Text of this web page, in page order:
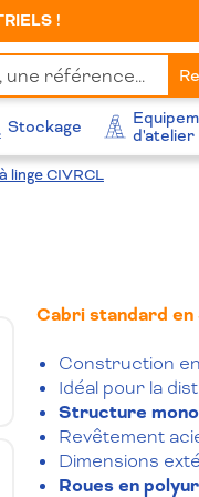
!
Stockage
d'atelier
linge CIVRCL
Cabri standard
Construction
Idéal pour la
Structure
Revêtement
Dimensions
Roues en